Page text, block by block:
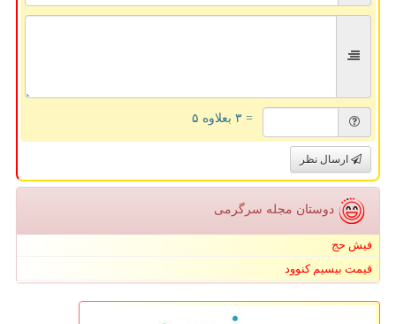
= ۳ بعلاوه ۵
ارسال نظر
دوستان مجله سرگرمی
فیش حج
قیمت بیسیم کنوود